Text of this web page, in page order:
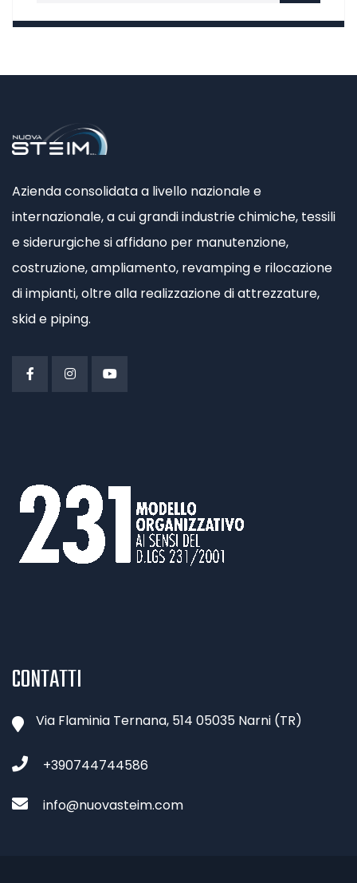
Azienda consolidata a livello nazionale e
internazionale, a cui grandi industrie chimiche, tessili
e siderurgiche si affidano per manutenzione,
costruzione, ampliamento, revamping e rilocazione
di impianti, oltre alla realizzazione di attrezzature,
skid e piping.
CONTATTI
Via Flaminia Ternana, 514 05035 Narni (TR)
+390744744586
info@nuovasteim.com